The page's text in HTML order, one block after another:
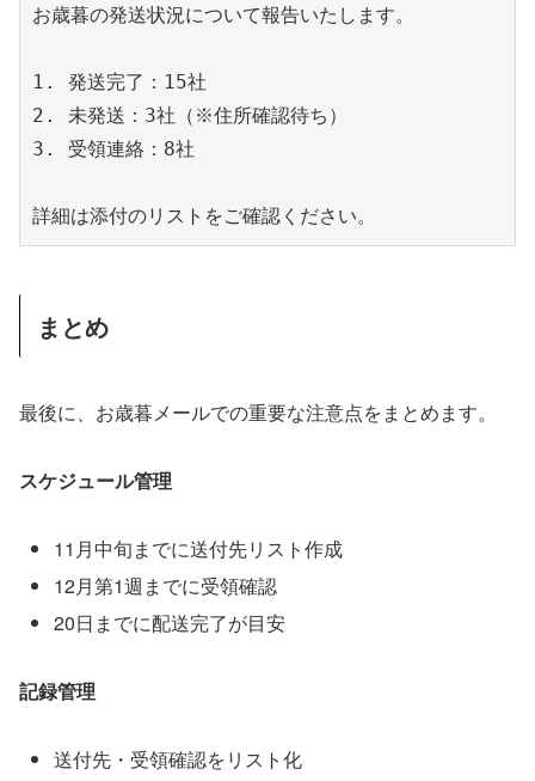
お歳暮の発送状況について報告いたします。
1. 発送完了：15社
2. 未発送：3社（※住所確認待ち）
3. 受領連絡：8社
詳細は添付のリストをご確認ください。
まとめ
最後に、お歳暮メールでの重要な注意点をまとめます。
スケジュール管理
11月中旬までに送付先リスト作成
12月第1週までに受領確認
20日までに配送完了が目安
記録管理
送付先・受領確認をリスト化